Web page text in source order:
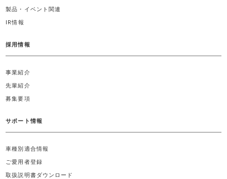
製品・イベント関連
IR情報
採用情報
事業紹介
先輩紹介
募集要項
サポート情報
車種別適合情報
ご愛用者登録
取扱説明書ダウンロード